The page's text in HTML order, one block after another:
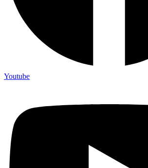
Youtube